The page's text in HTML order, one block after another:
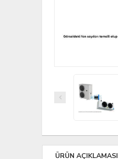
ÜRÜN AÇIKLAMASI